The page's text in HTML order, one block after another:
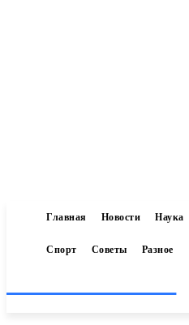
Главная Новости Наука
Спорт Советы Разное